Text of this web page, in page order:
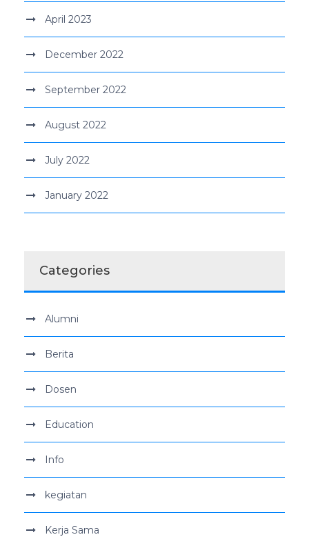
April 2023
December 2022
September 2022
August 2022
July 2022
January 2022
Categories
Alumni
Berita
Dosen
Education
Info
kegiatan
Kerja Sama